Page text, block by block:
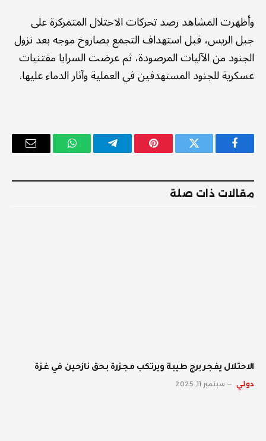
وأظهرت المشاهد رصد تحركات الاحتلال المتمركزة على
جبل الريس، قبل استهداف التجمع بصاروخ موجه بعد نزول
الجنود من الآليات المرصودة، ثم عرضت السرايا مقتنيات
عسكرية للجنود المستهدفين في العملية وآثار الدماء عليها.
فيسبوك تويتر بينتيريستتيلقرام واتساب
البريد
مقالات ذات صلة
الاحتلال يفجر برج طيبة ويرتكب مجزرة بحق نازحين في غزة
دولي سبتمبر 11, 2025